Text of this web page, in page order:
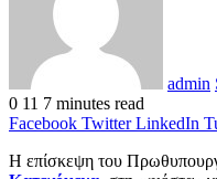
admin
0 11 7 minutes read
Facebook Twitter LinkedIn
Η επίσκεψη του